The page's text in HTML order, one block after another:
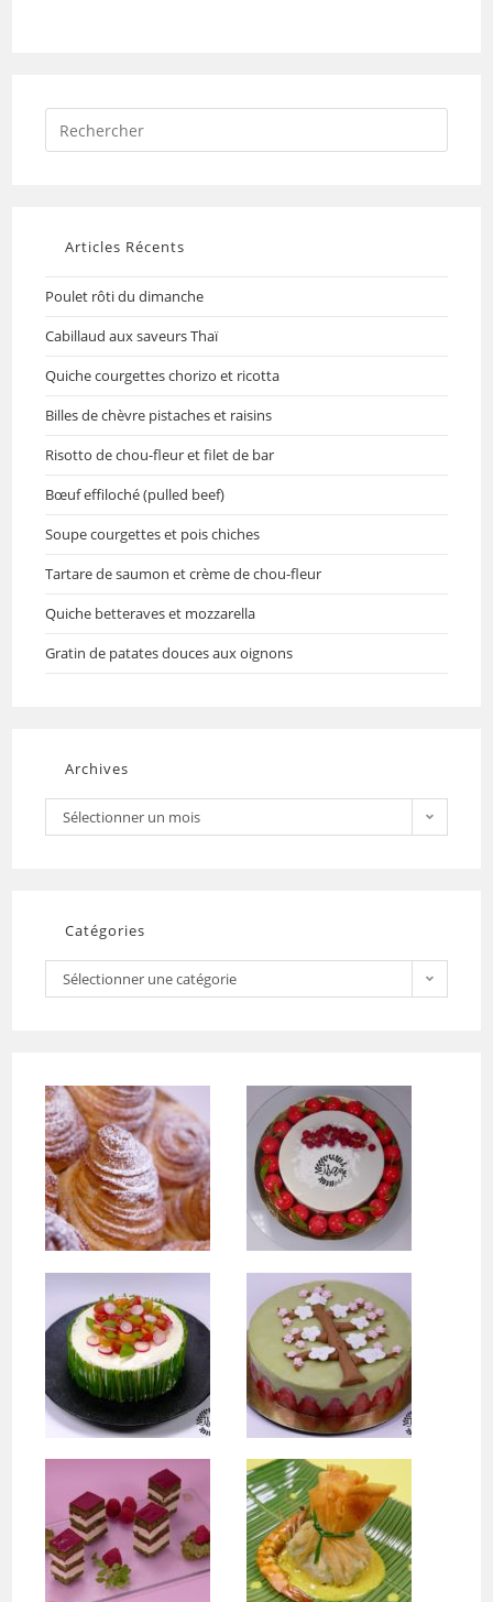
Articles Récents
Poulet rôti du dimanche
Cabillaud aux saveurs Thaï
Quiche courgettes chorizo et ricotta
Billes de chèvre pistaches et raisins
Risotto de chou-fleur et filet de bar
Bœuf effiloché (pulled beef)
Soupe courgettes et pois chiches
Tartare de saumon et crème de chou-fleur
Quiche betteraves et mozzarella
Gratin de patates douces aux oignons
Archives
Sélectionner un mois
Catégories
Sélectionner une catégorie